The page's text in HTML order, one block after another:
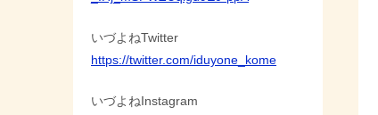
いづよねTwitter
https://twitter.com/iduyone_kome
いづよねInstagram